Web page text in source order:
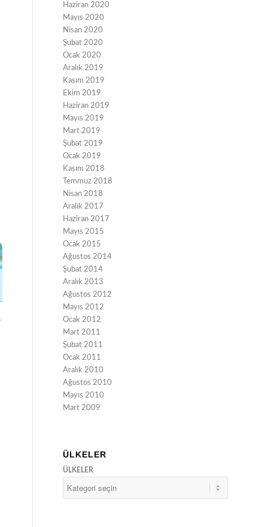
Haziran 2020
Mayıs 2020
Nisan 2020
Şubat 2020
Ocak 2020
Aralık 2019
Kasım 2019
Ekim 2019
Haziran 2019
Mayıs 2019
Mart 2019
Şubat 2019
Ocak 2019
Kasım 2018
Temmuz 2018
Nisan 2018
Aralık 2017
Haziran 2017
Mayıs 2015
Ocak 2015
Ağustos 2014
Şubat 2014
Aralık 2013
Ağustos 2012
Mayıs 2012
Ocak 2012
Mart 2011
Şubat 2011
Ocak 2011
Aralık 2010
Ağustos 2010
Mayıs 2010
Mart 2009
ÜLKELER
ÜLKELER